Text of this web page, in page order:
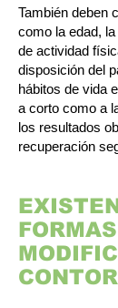
También deben
como la edad,
de actividad
disposición del
hábitos de vida
a corto como a
los resultados
recuperación